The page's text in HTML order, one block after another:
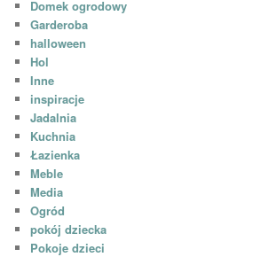
Domek ogrodowy
Garderoba
halloween
Hol
Inne
inspiracje
Jadalnia
Kuchnia
Łazienka
Meble
Media
Ogród
pokój dziecka
Pokoje dzieci